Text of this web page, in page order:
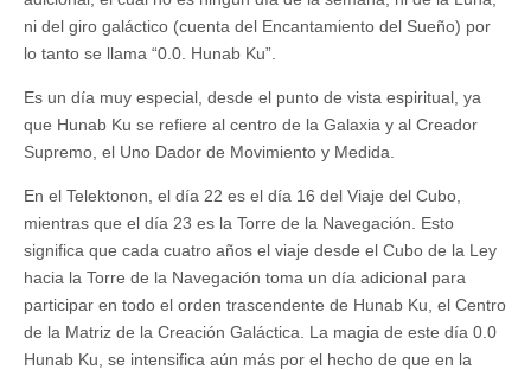
ni del giro galáctico (cuenta del Encantamiento del Sueño) por
lo tanto se llama “0.0. Hunab Ku”.
Es un día muy especial, desde el punto de vista espiritual, ya
que Hunab Ku se refiere al centro de la Galaxia y al Creador
Supremo, el Uno Dador de Movimiento y Medida.
En el Telektonon, el día 22 es el día 16 del Viaje del Cubo,
mientras que el día 23 es la Torre de la Navegación. Esto
significa que cada cuatro años el viaje desde el Cubo de la Ley
hacia la Torre de la Navegación toma un día adicional para
participar en todo el orden trascendente de Hunab Ku, el Centro
de la Matriz de la Creación Galáctica. La magia de este día 0.0
Hunab Ku, se intensifica aún más por el hecho de que en la